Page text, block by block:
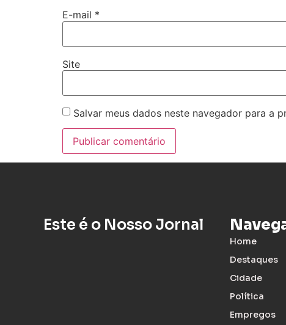
E-mail *
Site
Salvar meus dados neste navegador para a
Este é o Nosso Jornal
Home
Destaques
Cidade
Política
Empregos